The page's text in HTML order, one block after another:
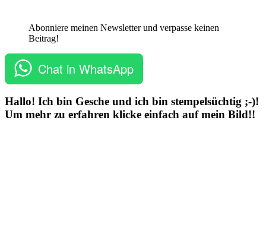
Abonniere meinen Newsletter und verpasse keinen
Beitrag!
Chat in WhatsApp
Hallo! Ich bin Gesche und ich bin stempelsüchtig ;-)!
Um mehr zu erfahren klicke einfach auf mein Bild!!